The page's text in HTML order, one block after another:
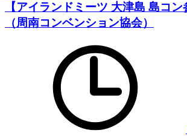
【アイランドミーツ 大津島 島コン
（周南コンベンション協会）